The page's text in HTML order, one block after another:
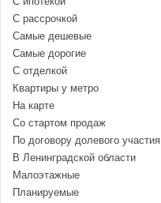
С рассрочкой
Самые дешевые
Самые дорогие
С отделкой
Квартиры у метро
На карте
Со стартом продаж
По договору долевого участия
В Ленинградской области
Малоэтажные
Планируемые